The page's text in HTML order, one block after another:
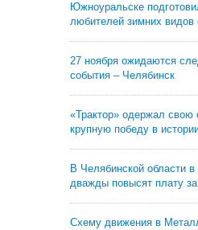
Южноуральске
любителей зимних видов
27 ноября ожидаются
события – Челябинск
«Трактор» одержал
крупную победу в
В Челябинской области в
дважды повысят плату
Схему движения в